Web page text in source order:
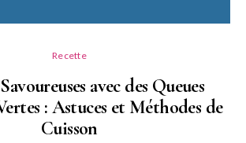
Recette
avec des Queues
: Astuces et Méthodes de
Cuisson